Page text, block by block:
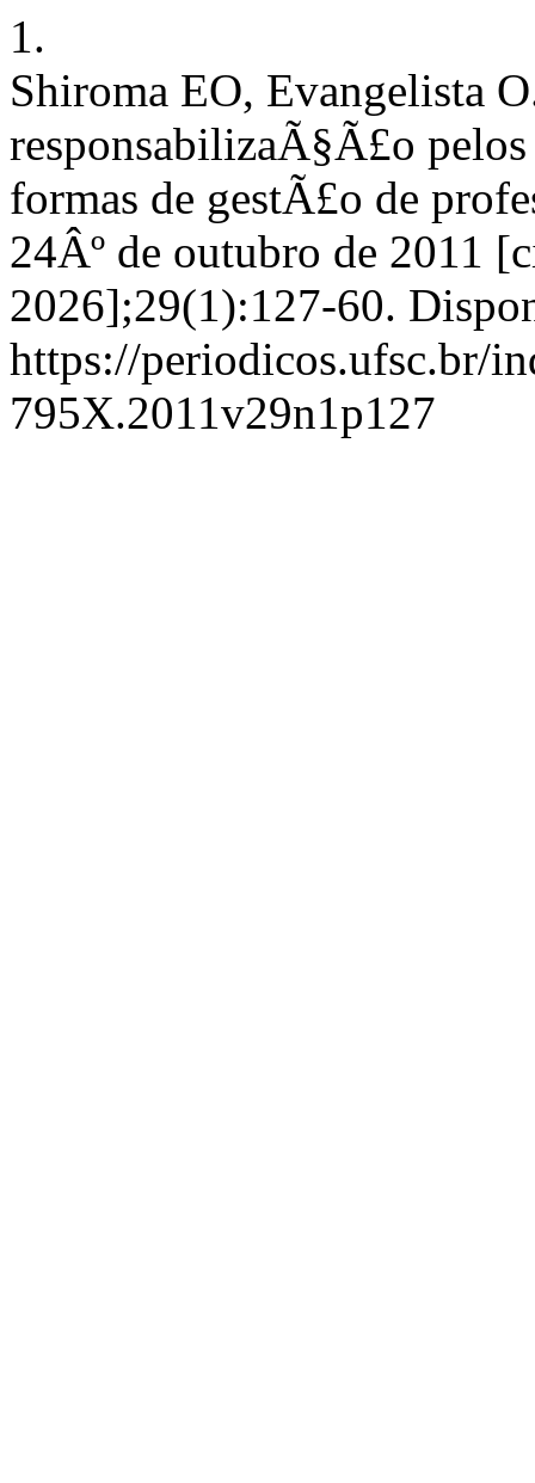
1.
Shiroma EO, Evangelista
responsabilizaÃ§Ã£o
formas de gestÃ£o de
24Âº de outubro de 2011
2026];29(1):127-60.
https://periodicos.ufsc.br/
795X.2011v29n1p127